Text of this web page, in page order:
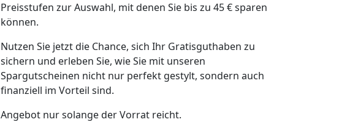
Preisstufen zur Auswahl, mit denen Sie bis zu 45 € sparen
können.
Nutzen Sie jetzt die Chance, sich Ihr Gratisguthaben zu
sichern und erleben Sie, wie Sie mit unseren
Spargutscheinen nicht nur perfekt gestylt, sondern auch
finanziell im Vorteil sind.
Angebot nur solange der Vorrat reicht.